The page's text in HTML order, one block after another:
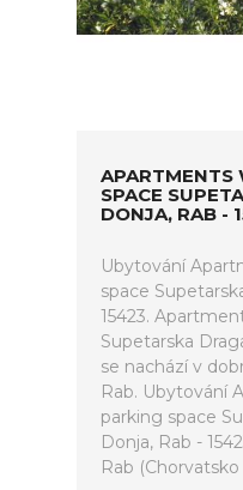
APARTMENTS
SPACE
DONJA, RAB -
Ubytování
space
15423.
Supetarska
se nachází v
Rab. Ubytování
parking space
Donja, Rab -
Rab